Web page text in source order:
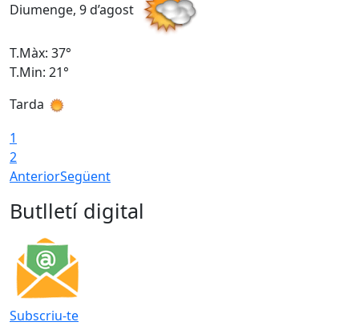
Diumenge, 9 d’agost
T.Màx: 37°
T.Min: 21°
Tarda
1
2
AnteriorSegüent
Butlletí digital
Subscriu-te